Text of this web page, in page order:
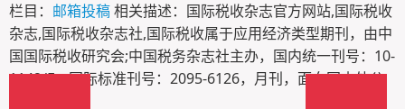
栏目： 邮箱投稿相关描述：国际税收杂志官方网站,国际税收
杂志,国际税收杂志社,国际税收属于应用经济类型期刊，由中
国国际税收研究会;中国税务杂志社主办，国内统一刊号：10-
1142/F，国际标准刊号：2095-6126，月刊，面向国内外公